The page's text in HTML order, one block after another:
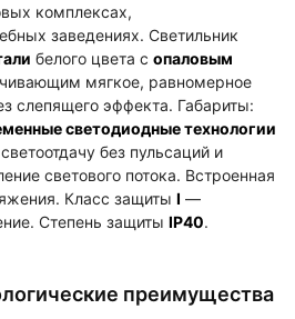
комплексах,
заведениях. Светильник
белого цвета с опаловым
мягкое, равномерное
слепящего эффекта. Габариты:
светодиодные технологии
без пульсаций и
светового потока. Встроенная
Класс защиты I —
Степень защиты IP40.
преимущества